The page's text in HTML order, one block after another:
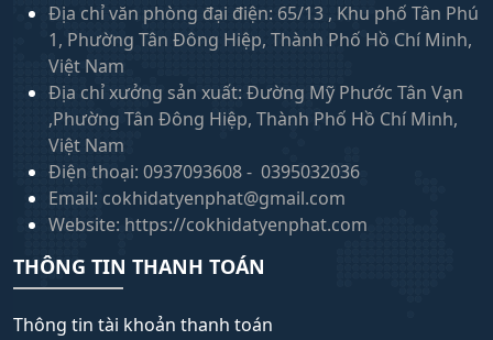
Địa chỉ văn phòng đại điện: 65/13 , Khu phố Tân Phú
1, Phường Tân Đông Hiệp, Thành Phố Hồ Chí Minh,
Việt Nam
Địa chỉ xưởng sản xuất: Đường Mỹ Phước Tân Vạn
,Phường Tân Đông Hiệp, Thành Phố Hồ Chí Minh,
Việt Nam
Điện thoại: 0937093608 - 0395032036
Email: cokhidatyenphat@gmail.com
Website: https://cokhidatyenphat.com
THÔNG TIN THANH TOÁN
Thông tin tài khoản thanh toán